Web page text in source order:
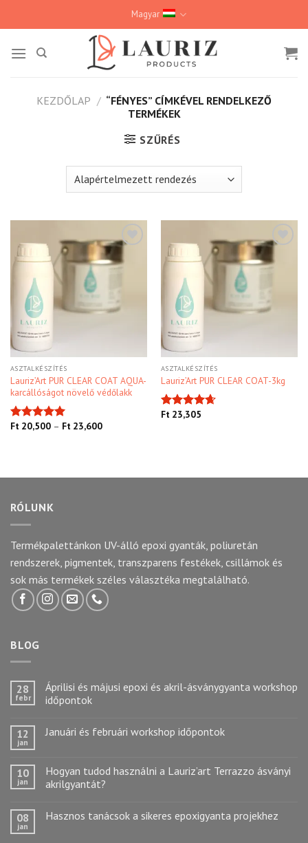
Magyar
KEZDŐLAP / “FÉNYES” CÍMKÉVEL RENDELKEZŐ
TERMÉKEK
SZŰRÉS
Kedvencekhez
ASZTALKÉSZÍTÉS
Lauriz’Art PUR CLEAR COAT AQUA-
karcállóságot növelő védőlakk
Értékelés:
Ft 20,500– Ft 23,600
Kedvencekhez
ASZTALKÉSZÍTÉS
Lauriz’Art PUR CLEAR COAT-3kg
Értékelés:
Ft23,305
RÓLUNK
Termékpalettánkon UV-álló epoxi gyanták, poliuretán
rendszerek, pigmentek, transzparens festékek, csillámok és
sok más termékek széles választéka megtalálható.
BLOG
28
febr
Áprilisi és májusi epoxi és akril-ásványgyanta workshop
időpontok
12
jan
Januári és februári workshop időpontok
10
jan
Hogyan tudod használni a Lauriz’art Terrazzo ásványi
akrilgyantát?
08
jan
Hasznos tanácsok a sikeres epoxigyanta projekhez